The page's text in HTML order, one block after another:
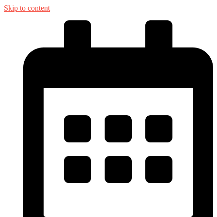
Skip to content